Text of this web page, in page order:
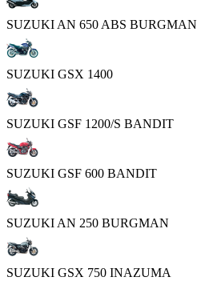
SUZUKI AN 650 ABS BURGMAN
SUZUKI GSX 1400
SUZUKI GSF 1200/S BANDIT
SUZUKI GSF 600 BANDIT
SUZUKI AN 250 BURGMAN
SUZUKI GSX 750 INAZUMA